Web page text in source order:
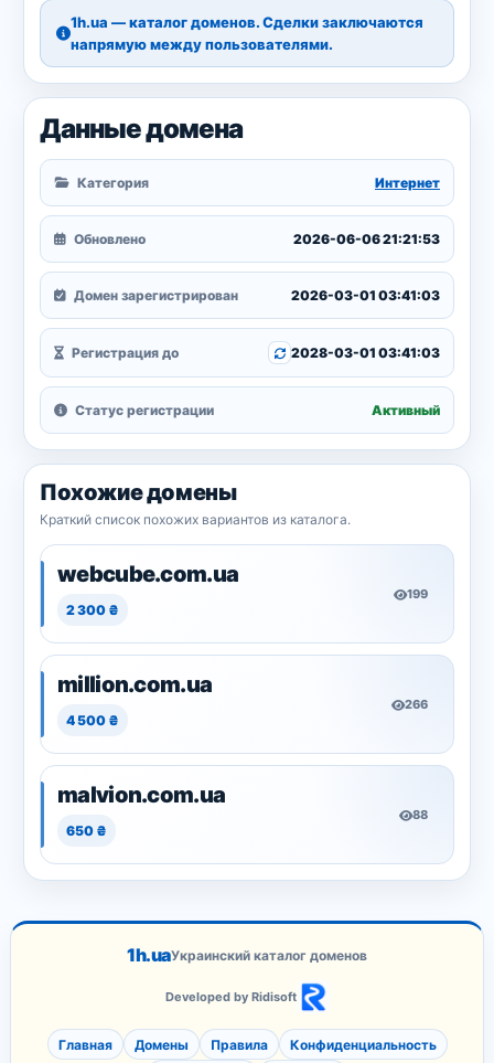
1h.ua — каталог доменов. Сделки заключаются
напрямую между пользователями.
Данные домена
Категория Интернет
Обновлено 2026-06-06 21:21:53
Домен зарегистрирован 2026-03-01 03:41:03
Регистрация до 2028-03-01 03:41:03
Статус регистрации Активный
Похожие домены
Краткий список похожих вариантов из каталога.
webcube.com.ua
2 300 ₴
199
million.com.ua
4 500 ₴
266
malvion.com.ua
650 ₴
88
1h.uaУкраинский каталог доменов
Developed by Ridisoft
Главная Домены Правила Конфиденциальность